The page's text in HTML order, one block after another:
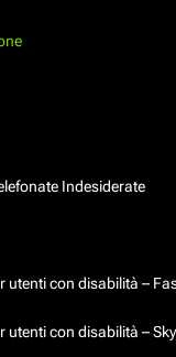
Indesiderate
utenti con disabilità –
utenti con disabilità –